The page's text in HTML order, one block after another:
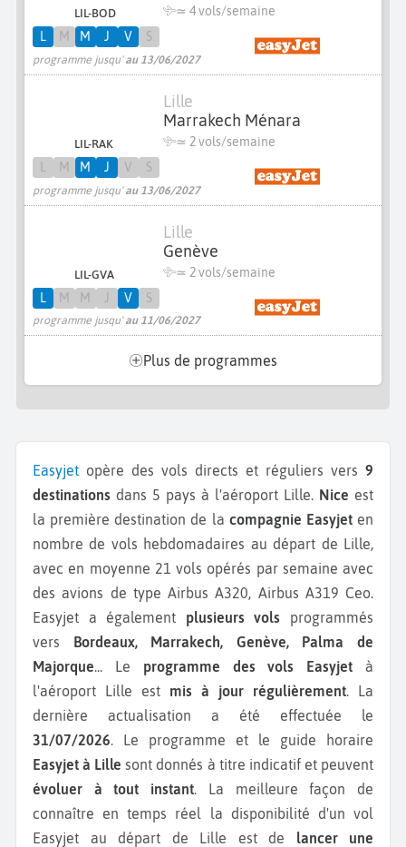
LIL-BOD ≃ 4 vols/semaine
programme jusqu'au 13/06/2027
L M M J V S
LIL-RAK
Lille
Marrakech Ménara
≃ 2 vols/semaine
programme jusqu'au 13/06/2027
M M J V S
LIL-GVA
Lille
Genève
≃ 2 vols/semaine
programme jusqu'au 11/06/2027
L M M V S
Plus de programmes
Easyjet opère des vols directs et réguliers vers 9
destinations dans 5 pays à l'aéroport Lille. Nice est
la première destination de la compagnie Easyjeten
nombre de vols hebdomadaires au départ de Lille,
avec en moyenne 21 vols opérés par semaine avec
des avions de type Airbus A320, Airbus A319 Ceo.
Easyjet a également plusieurs vols programmés
vers
Bordeaux, Marrakech, Genève, Palma de
Majorque... Le programme des vols Easyjet à
l'aéroport Lille est mis à jour régulièrement. La
dernière actualisation a été effectuée le
31/07/2026. Le programme et le guide horaire
Easyjet à Lille sont donnés à titre indicatif et peuvent
évoluer à tout instant. La meilleure façon de
connaître en temps réel la disponibilité d'un vol
Easyjet au départ de Lille est de lancer une